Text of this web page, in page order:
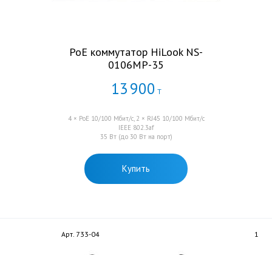
PoE коммутатор HiLook NS-
0106MP-35
13900 Т
4 × PoE 10/100 Мбит/с, 2 × RJ45 10/100 Мбит/с
IEEE 802.3af
35 Вт (до 30 Вт на порт)
Купить
Арт. 733-04 1